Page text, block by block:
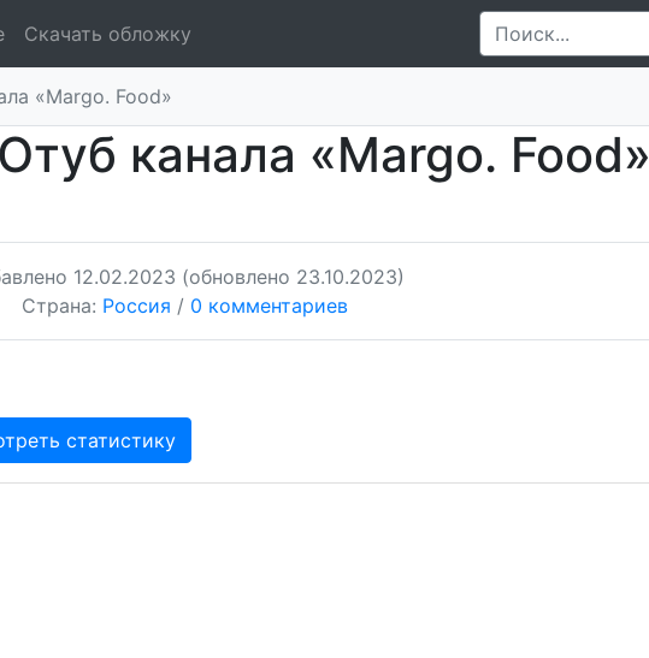
Скачать обложку
«Margo. Food»
канала «Margo. Food»
12.02.2023 (обновлено 23.10.2023)
Страна: Россия / 0 комментариев
статистику